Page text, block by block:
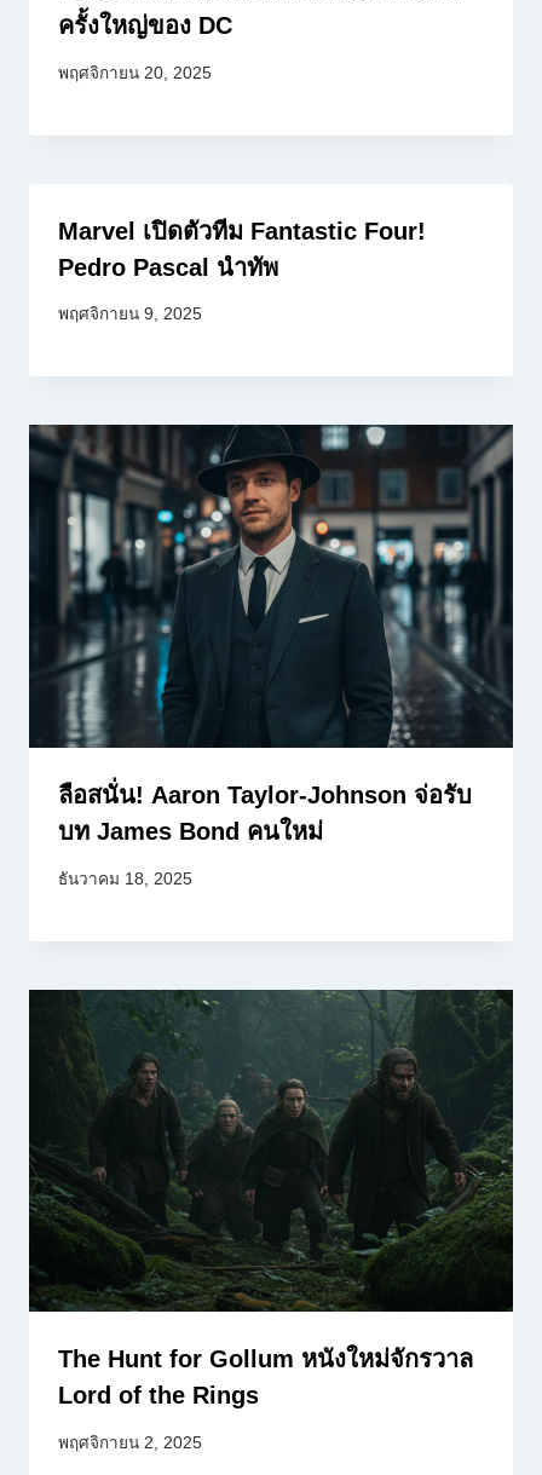
ครั้งใหญ่ของ DC
พฤศจิกายน 20, 2025
Marvel เปิดตัวทีม Fantastic Four!
Pedro Pascal นำทัพ
พฤศจิกายน 9, 2025
ลือสนั่น! Aaron Taylor-Johnson จ่อรับ
บท James Bond คนใหม่
ธันวาคม 18, 2025
The Hunt for Gollum หนังใหม่จักรวาล
Lord of the Rings
พฤศจิกายน 2, 2025